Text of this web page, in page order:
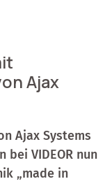
Ajax
Ajax Systems
VIDEOR nun
„made in